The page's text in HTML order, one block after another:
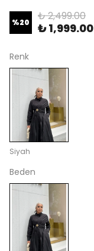
%20 ₺ 2,499.00
₺ 1,999.00
Renk
Siyah
Beden